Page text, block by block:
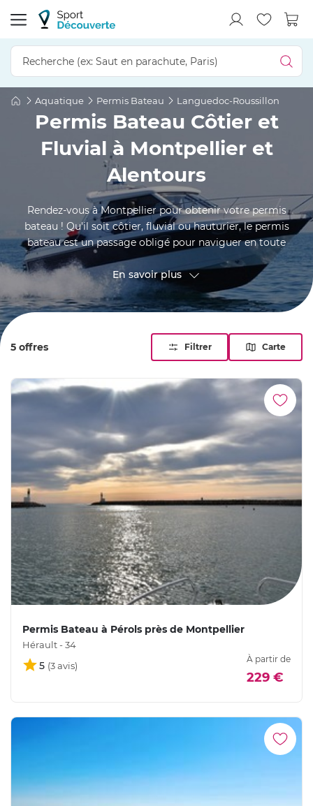
Aquatique Permis Bateau Languedoc-Roussillon
Permis Bateau Côtier et
Fluvial à Montpellier et
Alentours
Rendez-vous à Montpellier pour obtenir votre permis
bateau ! Qu'il soit côtier, fluvial ou hauturier, le permis
bateau est un passage obligé pour naviguer en toute
autonomie sur le littoral français. Après un cours théorique
et la pratique sur un véhicule nautique de plaisance, vous
êtes paré(e) pour passer l'examen final. Bientôt, la météo
en mer, le code maritime, la situation d'homme à la mer, la
prise de coffre ou le cabotage n'auront plus de secret pour
vous !
En savoir plus
5 offres Filtrer Carte
Permis Bateau à Pérols près de Montpellier
Hérault - 34
5
À partir de
229 €